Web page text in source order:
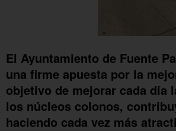
El Ayuntamiento de Fuente
una firme apuesta por la
objetivo de mejorar cada día
los núcleos colonos,
haciendo cada vez más